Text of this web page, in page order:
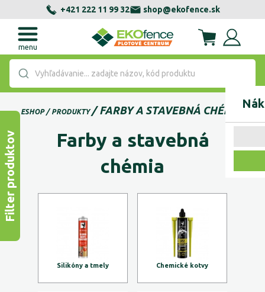
+421 222 11 99 32 shop@ekofence.sk
menu
Vyhľadávanie... zadajte názov, kód produktu
ESHOP PRODUKTY FARBY A STAVEBNÁ CHÉMIA
Farby a stavebná
chémia
Silikóny a tmely Chemické kotvy
Filter produktov